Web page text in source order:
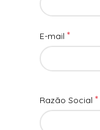
E-mail *
Razão Social *